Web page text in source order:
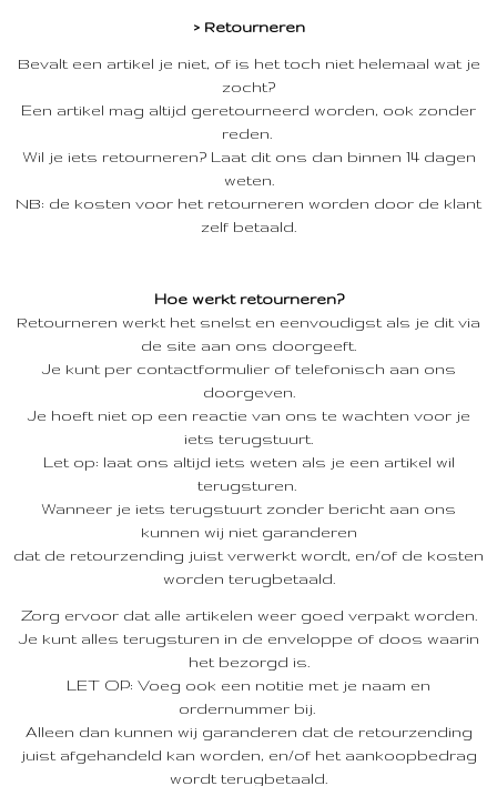
> Retourneren
Bevalt een artikel je niet, of is het toch niet helemaal wat je
zocht?
Een artikel mag altijd geretourneerd worden, ook zonder
reden.
Wil je iets retourneren? Laat dit ons dan binnen 14 dagen
weten.
NB: de kosten voor het retourneren worden door de klant
zelf betaald.
Hoe werkt retourneren?
Retourneren werkt het snelst en eenvoudigst als je dit via
de site aan ons doorgeeft.
Je kunt per contactformulier of telefonisch aan ons
doorgeven.
Je hoeft niet op een reactie van ons te wachten voor je
iets terugstuurt.
Let op: laat ons altijd iets weten als je een artikel wil
terugsturen.
Wanneer je iets terugstuurt zonder bericht aan ons
kunnen wij niet garanderen
dat de retourzending juist verwerkt wordt, en/of de kosten
worden terugbetaald.
Zorg ervoor dat alle artikelen weer goed verpakt worden.
Je kunt alles terugsturen in de enveloppe of doos waarin
het bezorgd is.
LET OP: Voeg ook een notitie met je naam en
ordernummer bij.
Alleen dan kunnen wij garanderen dat de retourzending
juist afgehandeld kan worden, en/of het aankoopbedrag
wordt terugbetaald.